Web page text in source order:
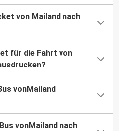
von Mailand nach
für die Fahrt von
vonMailand
vonMailand nach